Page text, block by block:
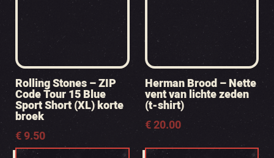
Rolling Stones – ZIP
Code Tour 15 Blue
Sport Short (XL) korte
broek
€9.50
Herman Brood – Nette
vent van lichte zeden
(t-shirt)
€20.00